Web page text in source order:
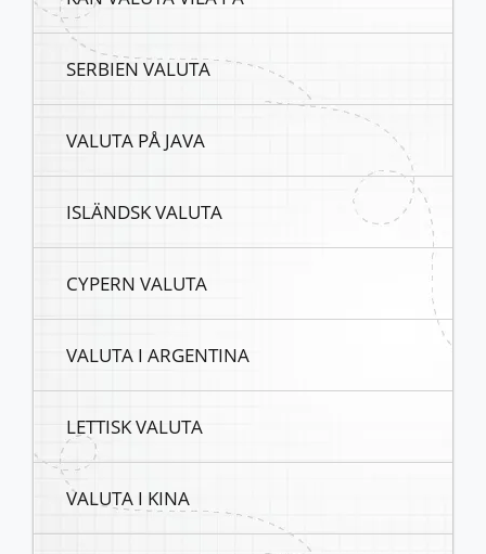
SERBIEN VALUTA
VALUTA PÅ JAVA
ISLÄNDSK VALUTA
CYPERN VALUTA
VALUTA I ARGENTINA
LETTISK VALUTA
VALUTA I KINA